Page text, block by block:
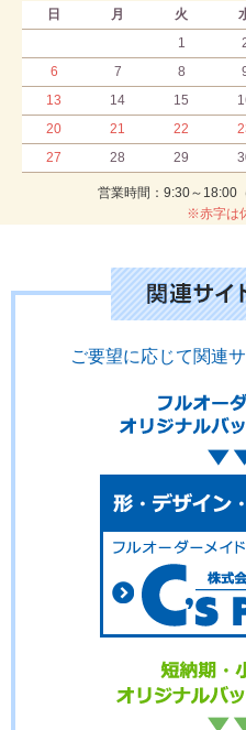
日 月 火
1
6
7 8
13
14 15
20
21 22
27
28 29
営業時間：9:30～18:00
※赤字は
ご要望に応じて関連